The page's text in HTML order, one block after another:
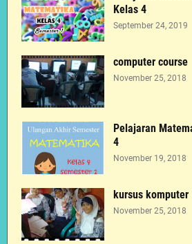
Kelas 4
September 24, 2019
computer course
November 25, 2018
Pelajaran
4
November 19, 2018
kursus komputer
November 25, 2018